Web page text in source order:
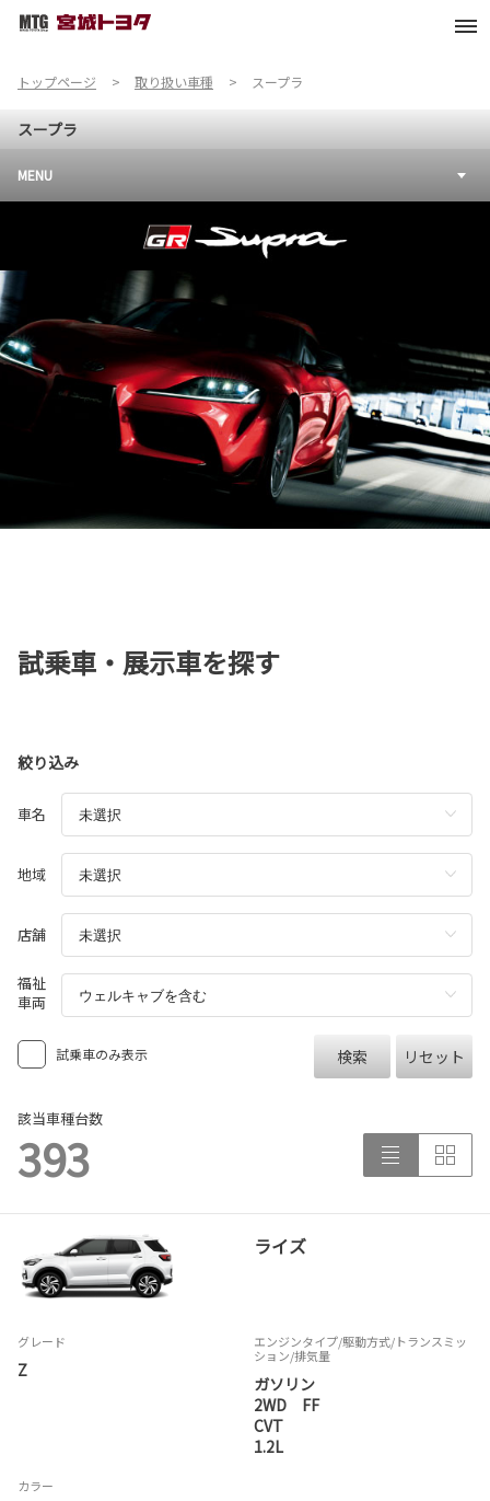
トップページ 取り扱い車種 スープラ
スープラ
MENU
試乗車・展示車を探す
絞り込み
車名
地域
店舗
福祉
車両
試乗車のみ表示 検索 リセット
該当車種台数
393
ライズ
グレード
Z
エンジンタイプ/駆動方式/トランスミッ
ション/排気量
ガソリン
2WD FF
CVT
1.2L
カラー